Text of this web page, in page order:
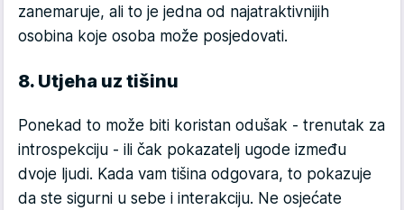
zanemaruje, ali to je jedna od najatraktivnijih
osobina koje osoba može posjedovati.
8. Utjeha uz tišinu
Ponekad to može biti koristan odušak - trenutak za
introspekciju - ili čak pokazatelj ugode između
dvoje ljudi. Kada vam tišina odgovara, to pokazuje
da ste sigurni u sebe i interakciju. Ne osjećate